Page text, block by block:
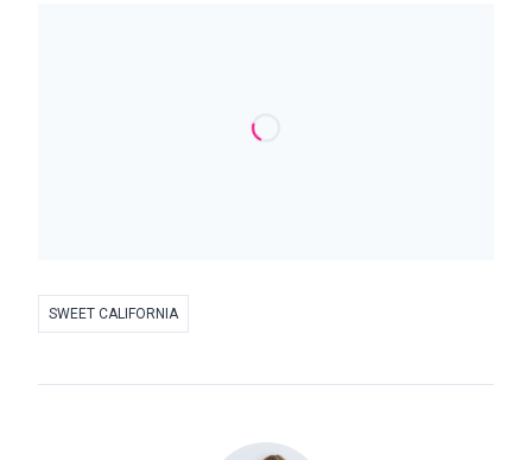
SWEET CALIFORNIA